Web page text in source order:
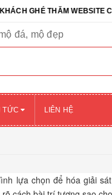
THĂM WEBSITE CỦA
đá, mộ đẹp
TỨC LIÊN HỆ
lựa chọn để hóa giải